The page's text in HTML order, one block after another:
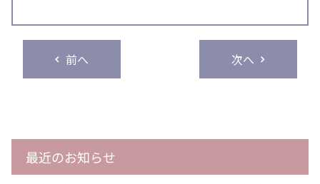
前へ 次へ
最近のお知らせ